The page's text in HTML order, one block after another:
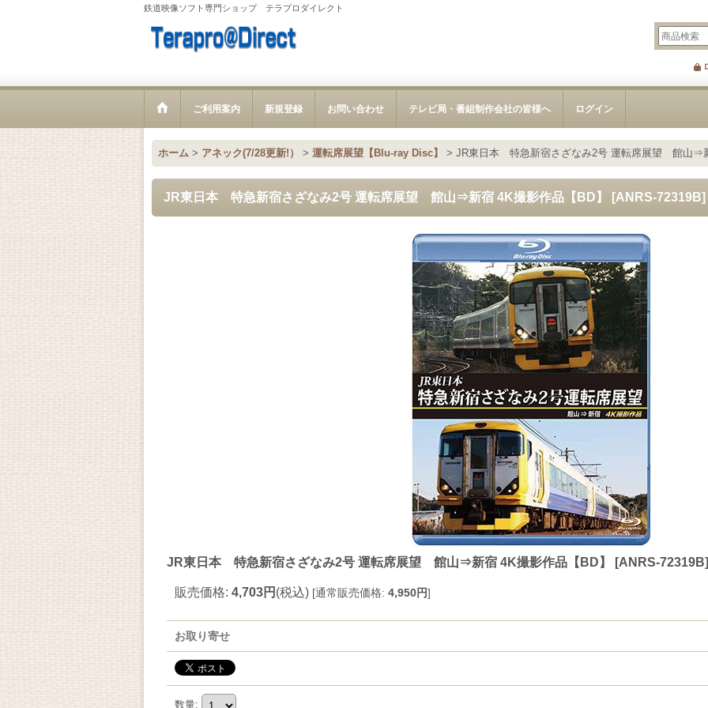
鉄道映像ソフト専門ショップ テラプロダイレクト
ご利用案内 新規登録 お問い合わせ テレビ局・番組制作会社の皆様へ ログイン
ホーム > アネック(7/28更新!） > 運転席展望【Blu-ray Disc】 > JR東日本 特急新宿さざなみ2号 運転席展望 館山⇒
JR東日本 特急新宿さざなみ2号 運転席展望 館山⇒新宿 4K撮影作品【BD】 [ANRS-72319B]
JR東日本 特急新宿さざなみ2号 運転席展望 館山⇒新宿 4K撮影作品【BD】 [ANRS-72319B]
販売価格: 4,703円 (税込) [通常販売価格: 4,950円]
お取り寄せ
数量: